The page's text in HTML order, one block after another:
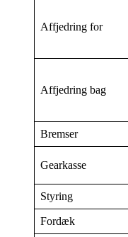
Affjedring for
Affjedring bag
Bremser
Gearkasse
Styring
Fordæk